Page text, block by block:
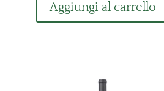
Aggiungi al carrello